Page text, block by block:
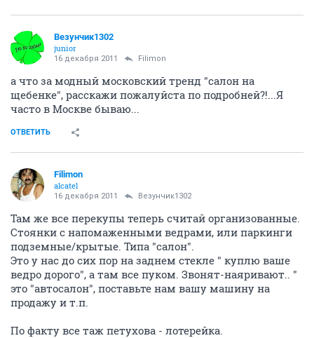
Везунчик1302
junior
16 декабря 2011 Filimon
а что за модный московский тренд "салон на
щебенке", расскажи пожалуйста по подробней?!...Я
часто в Москве бываю...
ОТВЕТИТЬ
Filimon
alcatel
16 декабря 2011 Везунчик1302
Там же все перекупы теперь считай организованные.
Стоянки с напомаженными ведрами, или паркинги
подземные/крытые. Типа "салон".
Это у нас до сих пор на заднем стекле " куплю ваше
ведро дорого", а там все пуком. Звонят-наяривают.. "
это "автосалон", поставьте нам вашу машину на
продажу и т.п.
По факту все таж петухова - лотерейка.